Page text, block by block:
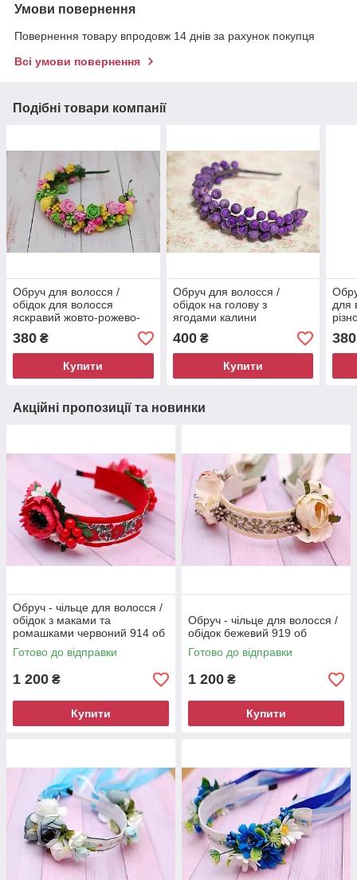
Умови повернення
Повернення товару впродовж 14 днів за рахунок покупця
Всі умови повернення
Подібні товари компанії
Обруч для волосся /
обідок для волосся
яскравий жовто-рожево-
салатовий 298 Об
380 ₴
Купити
Обруч для волосся /
обідок на голову з
ягодами калини
фіолетовий 29 Об
400₴
Купити
для
380
Акційні пропозиції та новинки
Обруч - чільце для волосся /
обідок з маками та
ромашками червоний 914 об
Готово до відправки
1 200 ₴
Купити
Обруч - чільце для волосся /
обідок бежевий 919 об
Готово до відправки
1 200 ₴
Купити